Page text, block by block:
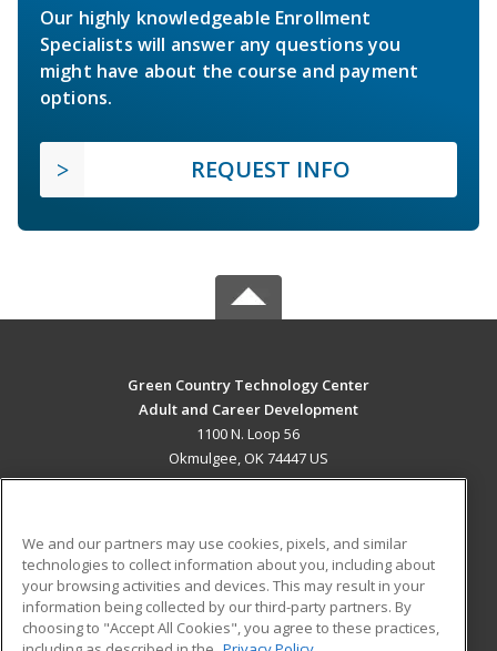
Our highly knowledgeable Enrollment
Specialists will answer any questions you
might have about the course and payment
options.
REQUEST INFO
Green Country Technology Center
Adult and Career Development
1100 N. Loop 56
Okmulgee, OK 74447 US
ADDITIONAL RESOURCES
Military
Financial Assistance
Student Blog
We and our partners may use cookies, pixels, and similar
technologies to collect information about you, including about
your browsing activities and devices. This may result in your
information being collected by our third-party partners. By
choosing to "Accept All Cookies", you agree to these practices,